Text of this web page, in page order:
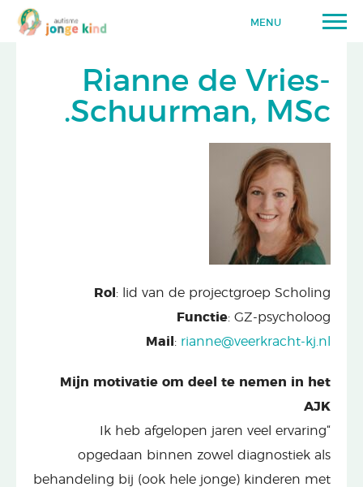
MENU
Rianne de Vries-
Schuurman, MSc.
Rol : lid van de projectgroep Scholing
Functie: GZ-psycholoog
Mail : rianne@veerkracht-kj.nl
Mijn motivatie om deel te nemen in het
AJK
“Ik heb afgelopen jaren veel ervaring
opgedaan binnen zowel diagnostiek als
behandeling bij (ook hele jonge) kinderen met